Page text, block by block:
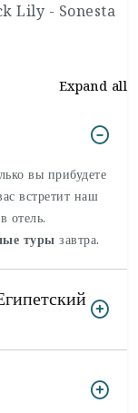
Lily - Sonesta
Expand all
вы прибудете
встретит наш
отель.
туры завтра.